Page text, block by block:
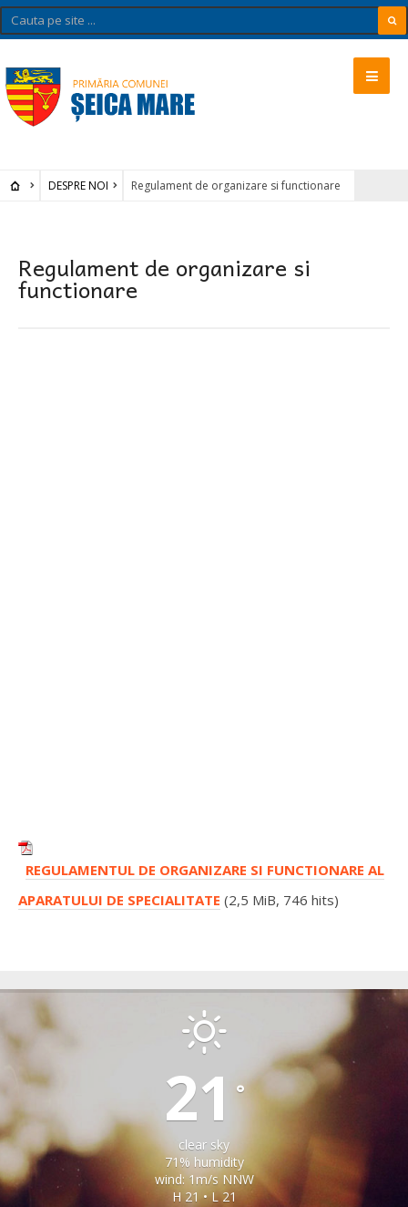
DESPRE NOI Regulament de organizare si functionare
Regulament de organizare si
functionare
REGULAMENTUL DE ORGANIZARE SI FUNCTIONARE AL
APARATULUI DE SPECIALITATE (2,5 MiB, 746 hits)
21 °
clear sky
71% humidity
wind: 1m/s NNW
H 21 • L 21